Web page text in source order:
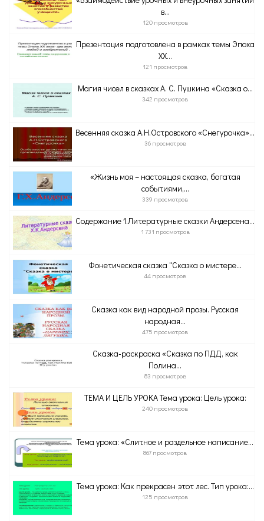
в...
120 просмотров
Презентация подготовлена в рамках темы Эпоха
ХХ...
121 просмотров
Магия чисел в сказках А. С. Пушкина «Сказка о...
342 просмотров
Весенняя сказка А.Н.Островского «Снегурочка»...
36 просмотров
«Жизнь моя – настоящая сказка, богатая
событиями,...
339 просмотров
Содержание 1.Литературные сказки Андерсена...
1 731 просмотров
Фонетическая сказка "Сказка о мистере...
44 просмотров
Сказка как вид народной прозы. Русская
народная...
475 просмотров
Сказка-раскраска «Сказка по ПДД, как
Полина...
83 просмотров
ТЕМА И ЦЕЛЬ УРОКА Тема урока: Цель урока:
240 просмотров
Тема урока: «Слитное и раздельное написание...
867 просмотров
Тема урока: Как прекрасен этот лес. Тип урока:...
125 просмотров